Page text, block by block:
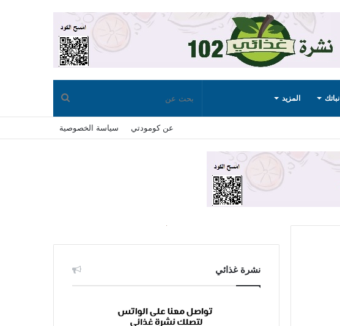
نباتك المزيد بحث
عن
عن كومودتي سياسة الخصوصية
نشرة غذائي